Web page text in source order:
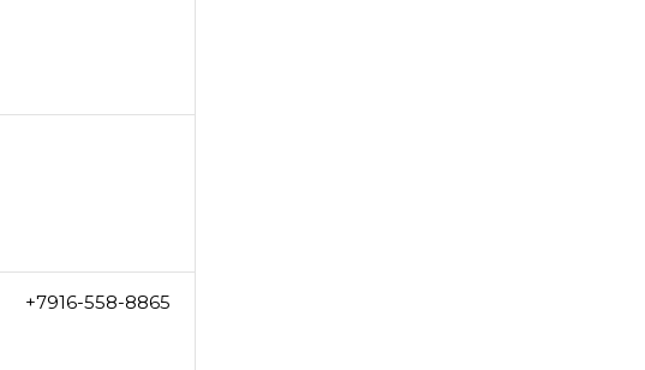
+7916-558-8865